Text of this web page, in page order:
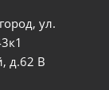
ул.
д.62 В